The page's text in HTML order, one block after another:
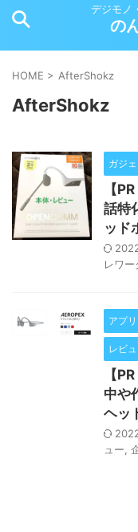
デジモノ
の
HOME > AfterShokz
AfterShokz
ガジ
【
話特
ッド
レワー
アプ
レビ
【
中や
ヘッ
ュー